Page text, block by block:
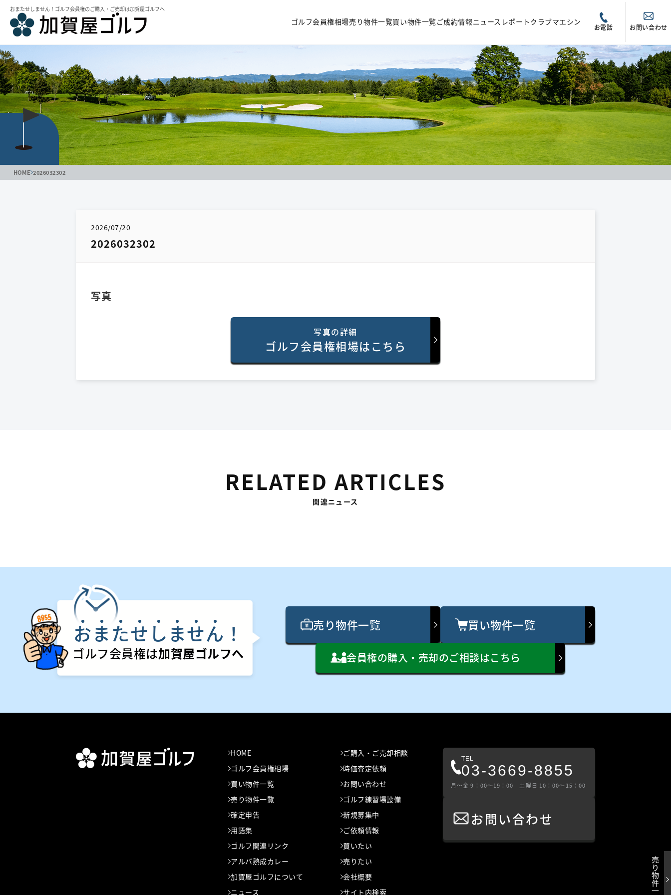
おまたせしません！ゴルフ会員権のご購⼊・ご売却は加賀屋ゴルフへ
ゴルフ会員権相場売り物件一覧買い物件一覧ご成約情報ニュース レポートクラブマエシン
お電話 お問い合わせ
売り物件一覧
HOME 2026032302
2026/07/20
2026032302
写真
写真の詳細
ゴルフ会員権相場はこちら
RELATED ARTICLES
関連ニュース
おまたせ し ません ！
ゴルフ会員権は加賀屋ゴルフへ
売り物件一覧 買い物件一覧
会員権の購入・売却のご相談はこちら
HOME
ご購入・ご売却相談
ゴルフ会員権相場
時価査定依頼
買い物件一覧
お問い合わせ
売り物件一覧
ゴルフ練習場設備
確定申告
新規募集中
用語集
ご依頼情報
ゴルフ関連リンク
買いたい
アルバ熟成カレー
売りたい
加賀屋ゴルフについて
会社概要
ニュース
サイト内検索
TEL
03-3669-8855
⽉〜⾦ 9：00〜19：00 ⼟曜⽇ 10：00〜15：00
お問い合わせ